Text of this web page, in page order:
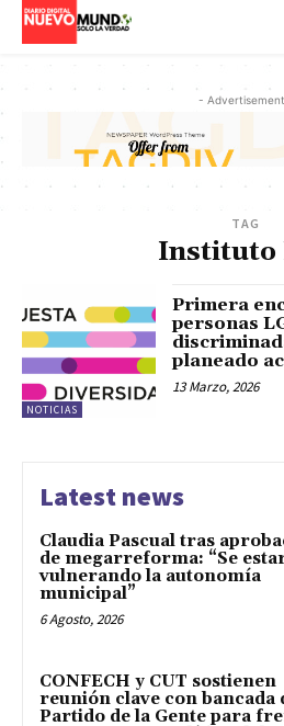
-
TAG
Instituto
NOTICIAS
Primera
personas
planeado
13 Marzo, 2026
Latest news
Claudia Pascual tras
de megarreforma: “Se
vulnerando la autonomía
municipal”
6 Agosto, 2026
CONFECH y CUT sostienen
reunión clave con bancada
Partido de la Gente para